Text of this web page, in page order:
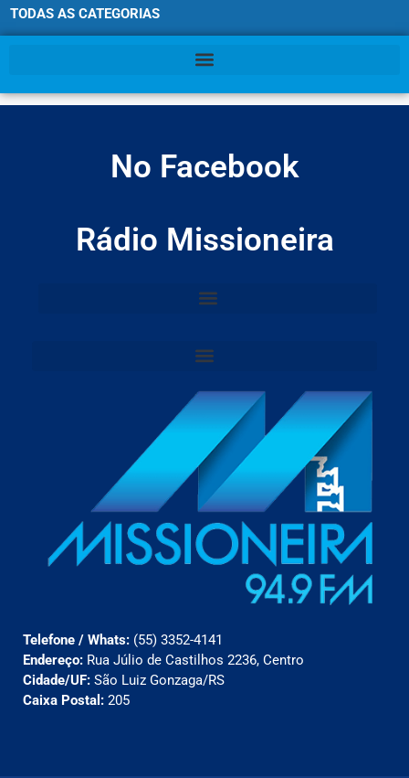
TODAS AS CATEGORIAS
No Facebook
Rádio Missioneira
Telefone / Whats: (55) 3352-4141
Endereço: Rua Júlio de Castilhos 2236, Centro
Cidade/UF: São Luiz Gonzaga/RS
Caixa Postal: 205